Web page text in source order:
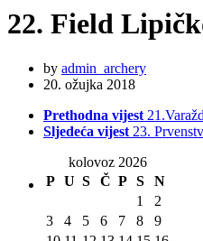
22. Field
by admin_archery
20. ožujka 2018
Prethodna vijest
Sljedeća vijest 23.
kolovoz 2026
P U S Č P S
N
1
2
3
4 5 6 7 8
9